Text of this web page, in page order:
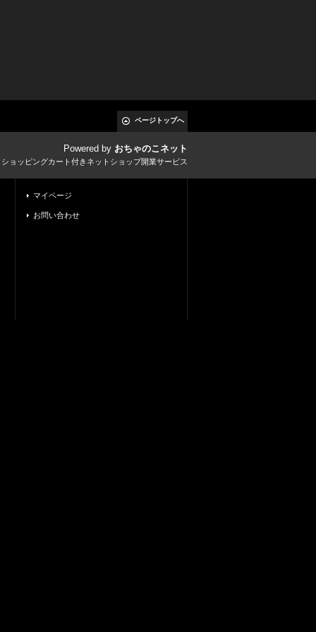
ページトップへ
Powered by おちゃのこネット
ョッピングカート付きネットショップ開業サービス
マイページ
お問い合わせ